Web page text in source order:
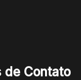
de Contato